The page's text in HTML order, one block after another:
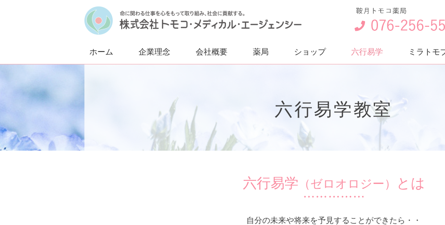
ホーム 企業理念 会社概要 薬局 ショップ 六行易学 ミラトモ
六行易学教室
六行易学 （ゼロオロジー） とは
自分の未来や将来を予見することができたら・・